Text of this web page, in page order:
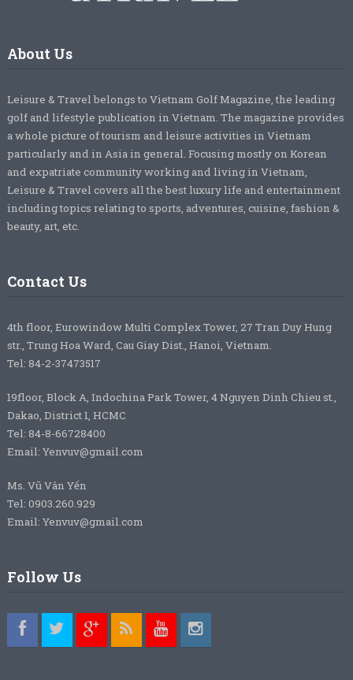
About Us
Leisure & Travel belongs to Vietnam Golf Magazine, the leading
golf and lifestyle publication in Vietnam. The magazine provides
a whole picture of tourism and leisure activities in Vietnam
particularly and in Asia in general. Focusing mostly on Korean
and expatriate community working and living in Vietnam,
Leisure & Travel covers all the best luxury life and entertainment
including topics relating to sports, adventures, cuisine, fashion &
beauty, art, etc.
Contact Us
4th floor, Eurowindow Multi Complex Tower, 27 Tran Duy Hung
str., Trung Hoa Ward, Cau Giay Dist., Hanoi, Vietnam.
Tel: 84-2-37473517
19floor, Block A, Indochina Park Tower, 4 Nguyen Dinh Chieu st.,
Dakao, District 1, HCMC
Tel: 84-8-66728400
Email: Yenvuv@gmail.com
Ms. Vũ Vân Yến
Tel: 0903.260.929
Email: Yenvuv@gmail.com
Follow Us